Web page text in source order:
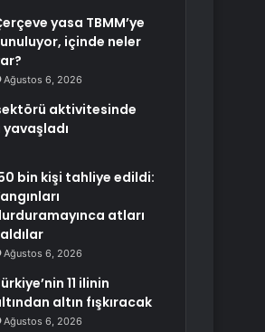
yasa TBMM’ye
içinde neler
Ağustos 6, 2026
aktivitesinde
yavaşladı
bin kişi tahliye edildi:
atları
Ağustos 6, 2026
11 ilinin
altın fışkıracak
Ağustos 6, 2026